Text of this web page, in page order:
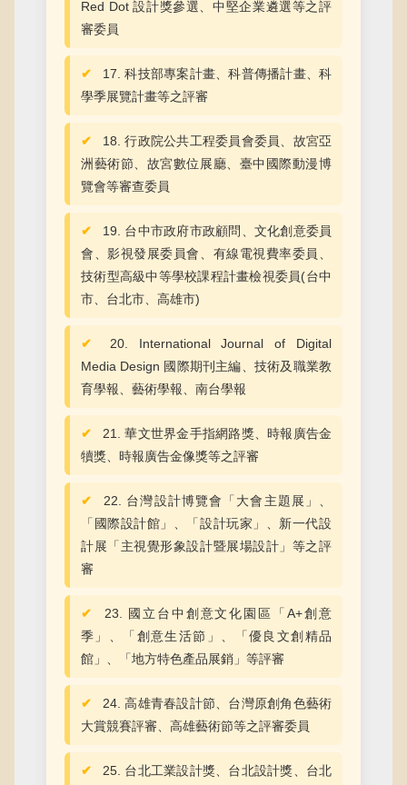
Red Dot 設計獎參選、中堅企業遴選等之評
審委員
17. 科技部專案計畫、科普傳播計畫、科
學季展覽計畫等之評審
18. 行政院公共工程委員會委員、故宮亞
洲藝術節、故宮數位展廳、臺中國際動漫博
覽會等審查委員
19. 台中市政府市政顧問、文化創意委員
會、影視發展委員會、有線電視費率委員、
技術型高級中等學校課程計畫檢視委員(台中
市、台北市、高雄市)
20. International Journal of Digital
Media Design 國際期刊主編、技術及職業教
育學報、藝術學報、南台學報
21. 華文世界金手指網路獎、時報廣告金
犢獎、時報廣告金像獎等之評審
22. 台灣設計博覽會「大會主題展」、
「國際設計館」、「設計玩家」、新一代設
計展「主視覺形象設計暨展場設計」等之評
審
23. 國立台中創意文化園區「A+創意
季」、「創意生活節」、「優良文創精品
館」、「地方特色產品展銷」等評審
24. 高雄青春設計節、台灣原創角色藝術
大賞競賽評審、高雄藝術節等之評審委員
25. 台北工業設計獎、台北設計獎、台北